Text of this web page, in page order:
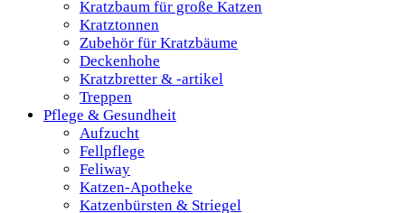
Kratzbaum für große Katzen
Kratztonnen
Zubehör für Kratzbäume
Deckenhohe
Kratzbretter & -artikel
Treppen
Pflege & Gesundheit
Aufzucht
Fellpflege
Feliway
Katzen-Apotheke
Katzenbürsten & Striegel